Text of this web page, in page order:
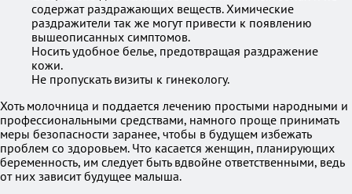
содержат раздражающих веществ. Химические
раздражители так же могут привести к появлению
вышеописанных симптомов.
Носить удобное белье, предотвращая раздражение
кожи.
Не пропускать визиты к гинекологу.
Хоть молочница и поддается лечению простыми народными и
профессиональными средствами, намного проще принимать
меры безопасности заранее, чтобы в будущем избежать
проблем со здоровьем. Что касается женщин, планирующих
беременность, им следует быть вдвойне ответственными, ведь
от них зависит будущее малыша.